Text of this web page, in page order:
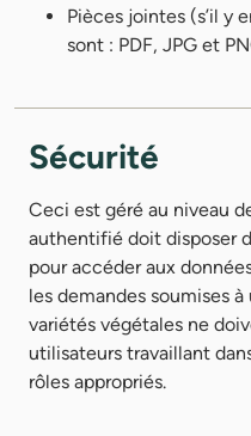
Pièces jointes (s’il y
sont : PDF, JPG et
Sécurité
Ceci est géré au niveau
authentifié doit disposer
pour accéder aux
les demandes soumises
variétés végétales ne
utilisateurs travaillant
rôles appropriés.